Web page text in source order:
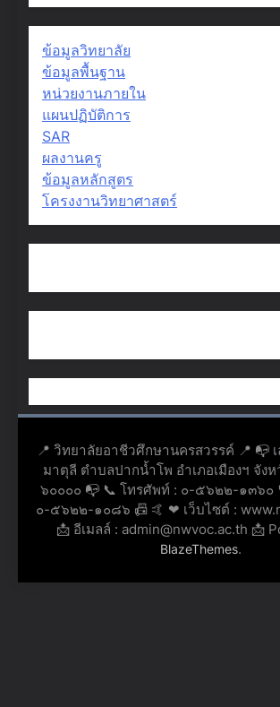
ข้อมูลวิทยาลัย
ข้อมูลพื้นฐาน
หน่วยงานภายใน
แผนปฏิบัติการ
SAR
ผลงานครู
ข้อมูลหลักสูตร
โครงงานวิทยาศาสตร์
📍 วิทยาลัยอาชีวศึกษานครสวรรค์ 📍 📭
มาตุลี ตำบลปากน้ำโพ อำเภอเมืองฯ จัง
๖๐๐๐๐ 📭 📞 โทรศัพท์ : ๐-๕๖๒๒-๑๓๖๐
๐-๕๖๒๒-๑๐๘๖ 📠 🤙 ❤ เว็บไซต์ :
📩 อีเมลล์ : admin@nwvoc.ac.th 📩
BlazeThemes.